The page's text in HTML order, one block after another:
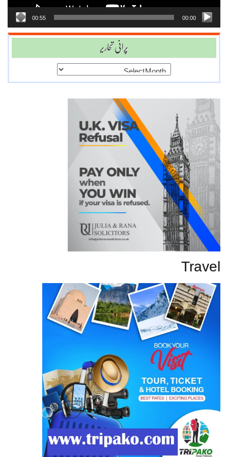
00:00
00:55
پرانی تحاریر
Travel